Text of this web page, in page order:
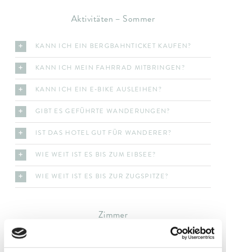
Aktivitäten – Sommer
KANN ICH EIN BERGBAHNTICKET KAUFEN?
KANN ICH MEIN FAHRRAD MITBRINGEN?
KANN ICH EIN E-BIKE AUSLEIHEN?
GIBT ES GEFÜHRTE WANDERUNGEN?
IST DAS HOTEL GUT FÜR WANDERER?
WIE WEIT IST ES BIS ZUM EIBSEE?
WIE WEIT IST ES BIS ZUR ZUGSPITZE?
Zimmer